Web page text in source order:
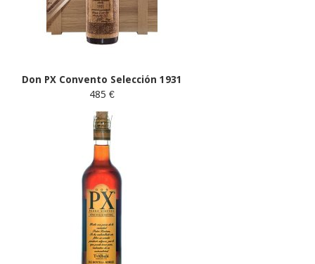
Don PX Convento Selección 1931
485 €